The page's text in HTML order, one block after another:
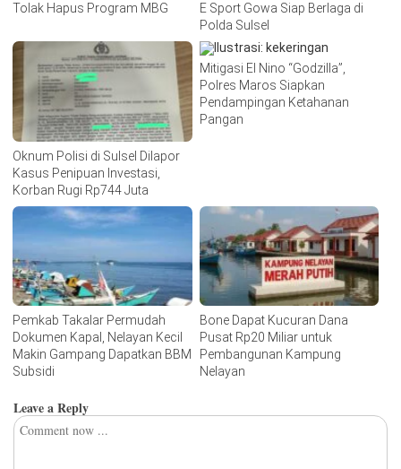
Tolak Hapus Program MBG
E Sport Gowa Siap Berlaga di
Polda Sulsel
Oknum Polisi di Sulsel Dilapor
Kasus Penipuan Investasi,
Korban Rugi Rp744 Juta
Mitigasi El Nino “Godzilla”,
Polres Maros Siapkan
Pendampingan Ketahanan
Pangan
Pemkab Takalar Permudah
Dokumen Kapal, Nelayan Kecil
Makin Gampang Dapatkan BBM
Subsidi
Bone Dapat Kucuran Dana
Pusat Rp20 Miliar untuk
Pembangunan Kampung
Nelayan
Leave a Reply